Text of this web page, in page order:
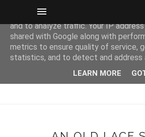
This site uses cookies from Google
and to analyze traffic. Your IP
shared with Google along with
metrics to ensure quality of service,
statistics, and to detect and address
LEARN MORE